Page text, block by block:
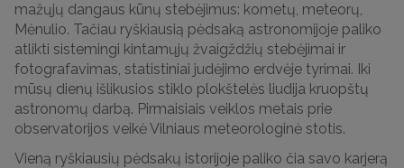
mažųjų dangaus kūnų stebėjimus: kometų, meteorų,
Mėnulio. Tačiau ryškiausią pėdsaką astronomijoje paliko
atlikti sistemingi kintamųjų žvaigždžių stebėjimai ir
fotografavimas, statistiniai judėjimo erdvėje tyrimai. Iki
mūsų dienų išlikusios stiklo plokštelės liudija kruopštų
astronomų darbą. Pirmaisiais veiklos metais prie
observatorijos veikė Vilniaus meteorologinė stotis.
Vieną ryškiausių pėdsakų istorijoje paliko čia savo karjerą